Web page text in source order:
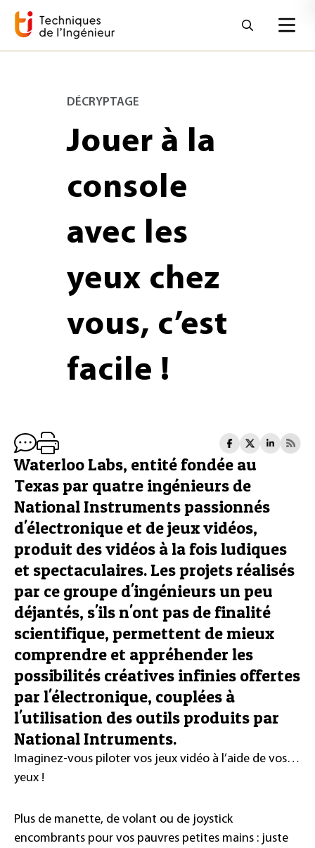
DÉCRYPTAGE
Jouer à la
console
avec les
yeux chez
vous, c’est
facile !
Waterloo Labs, entité fondée au
Texas par quatre ingénieurs de
National Instruments passionnés
d'électronique et de jeux vidéos,
produit des vidéos à la fois ludiques
et spectaculaires. Les projets réalisés
par ce groupe d'ingénieurs un peu
déjantés, s'ils n'ont pas de finalité
scientifique, permettent de mieux
comprendre et appréhender les
possibilités créatives infinies offertes
par l'électronique, couplées à
l'utilisation des outils produits par
National Intruments.
Imaginez-vous piloter vos jeux vidéo à l’aide de vos…
yeux !
Plus de manette, de volant ou de joystick
encombrants pour vos pauvres petites mains : juste